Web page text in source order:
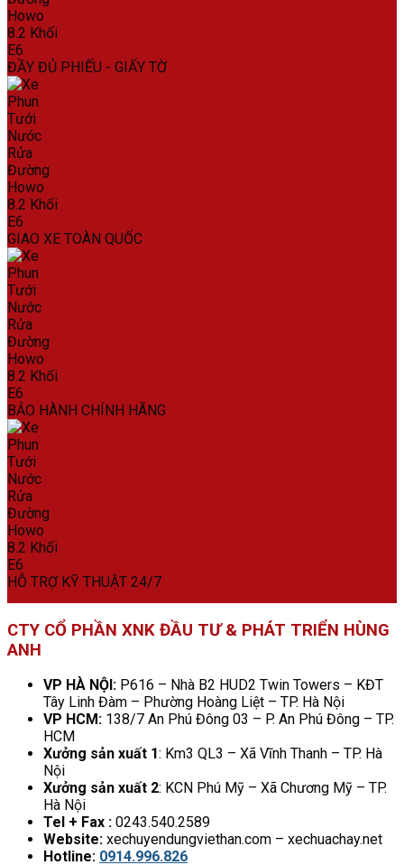
ĐẦY ĐỦ PHIẾU - GIẤY TỜ
GIAO XE TOÀN QUỐC
BẢO HÀNH CHÍNH HÃNG
HỖ TRỢ KỸ THUẬT 24/7
CTY CỔ PHẦN XNK ĐẦU TƯ & PHÁT TRIỂN HÙNG
ANH
VP HÀ NỘI: P616 – Nhà B2 HUD2 Twin Towers – KĐT
Tây Linh Đàm – Phường Hoàng Liệt – TP. Hà Nội
VP HCM: 138/7 An Phú Đông 03 – P. An Phú Đông – TP.
HCM
Xưởng sản xuất 1: Km3 QL3 – Xã Vĩnh Thanh – TP. Hà
Nội
Xưởng sản xuất 2: KCN Phú Mỹ – Xã Chương Mỹ – TP.
Hà Nội
Tel + Fax : 0243.540.2589
Website: xechuyendungviethan.com – xechuachay.net
Hotline: 0914.996.826